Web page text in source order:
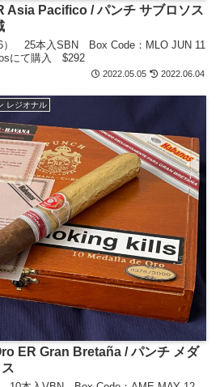
Asia Pacifico / パンチ サブロソス
） 25本入SBN Box Code：MLO JUN 11
にて購入 $292
2022.05.05 2022.06.04
レジオナル
ER Gran Bretaña / パンチ メダ